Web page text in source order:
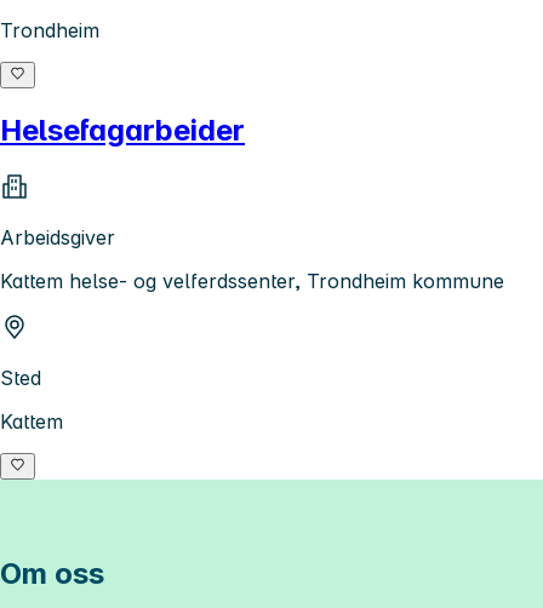
Trondheim
Helsefagarbeider
Arbeidsgiver
Kattem helse- og velferdssenter, Trondheim kommune
Sted
Kattem
Om oss